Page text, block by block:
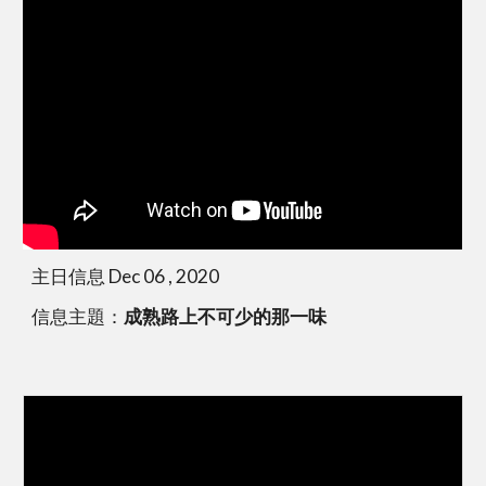
主日信息 Dec 06 , 2020
信息主題： 成熟路上不可少的那一味